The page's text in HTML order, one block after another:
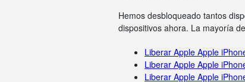
Hemos desbloqueado tantos
dispositivos ahora. La mayoría
Liberar Apple Apple
Liberar Apple Apple
Liberar Apple Apple